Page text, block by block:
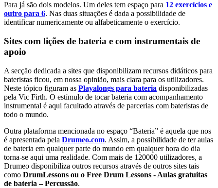
Para já são dois modelos. Um deles tem espaço para 12 exercícios e
outro para 6. Nas duas situações é dada a possibilidade de
identificar numericamente ou alfabeticamente o exercício.
Sites com lições de bateria e com instrumentais de
apoio
A secção dedicada a sites que disponibilizam recursos didáticos para
bateristas ficou, em nossa opinião, mais clara para os utilizadores.
Neste tópico figuram as Playalongs para bateria disponibilizadas
pela Vic Firth. O estímulo de tocar bateria com acompanhamento
instrumental é aqui facultado através de parcerias com bateristas de
todo o mundo.
Outra plataforma mencionada no espaço “Bateria” é aquela que nos
é apresentada pela Drumeo.com. Assim, a possibilidade de ter aulas
de bateria em qualquer parte do mundo em qualquer hora do dia
torna-se aqui uma realidade. Com mais de 120000 utilizadores, a
Drumeo disponibiliza outros recursos através de outros sites tais
como DrumLessons ou o Free Drum Lessons - Aulas gratuitas
de bateria – Percussão.